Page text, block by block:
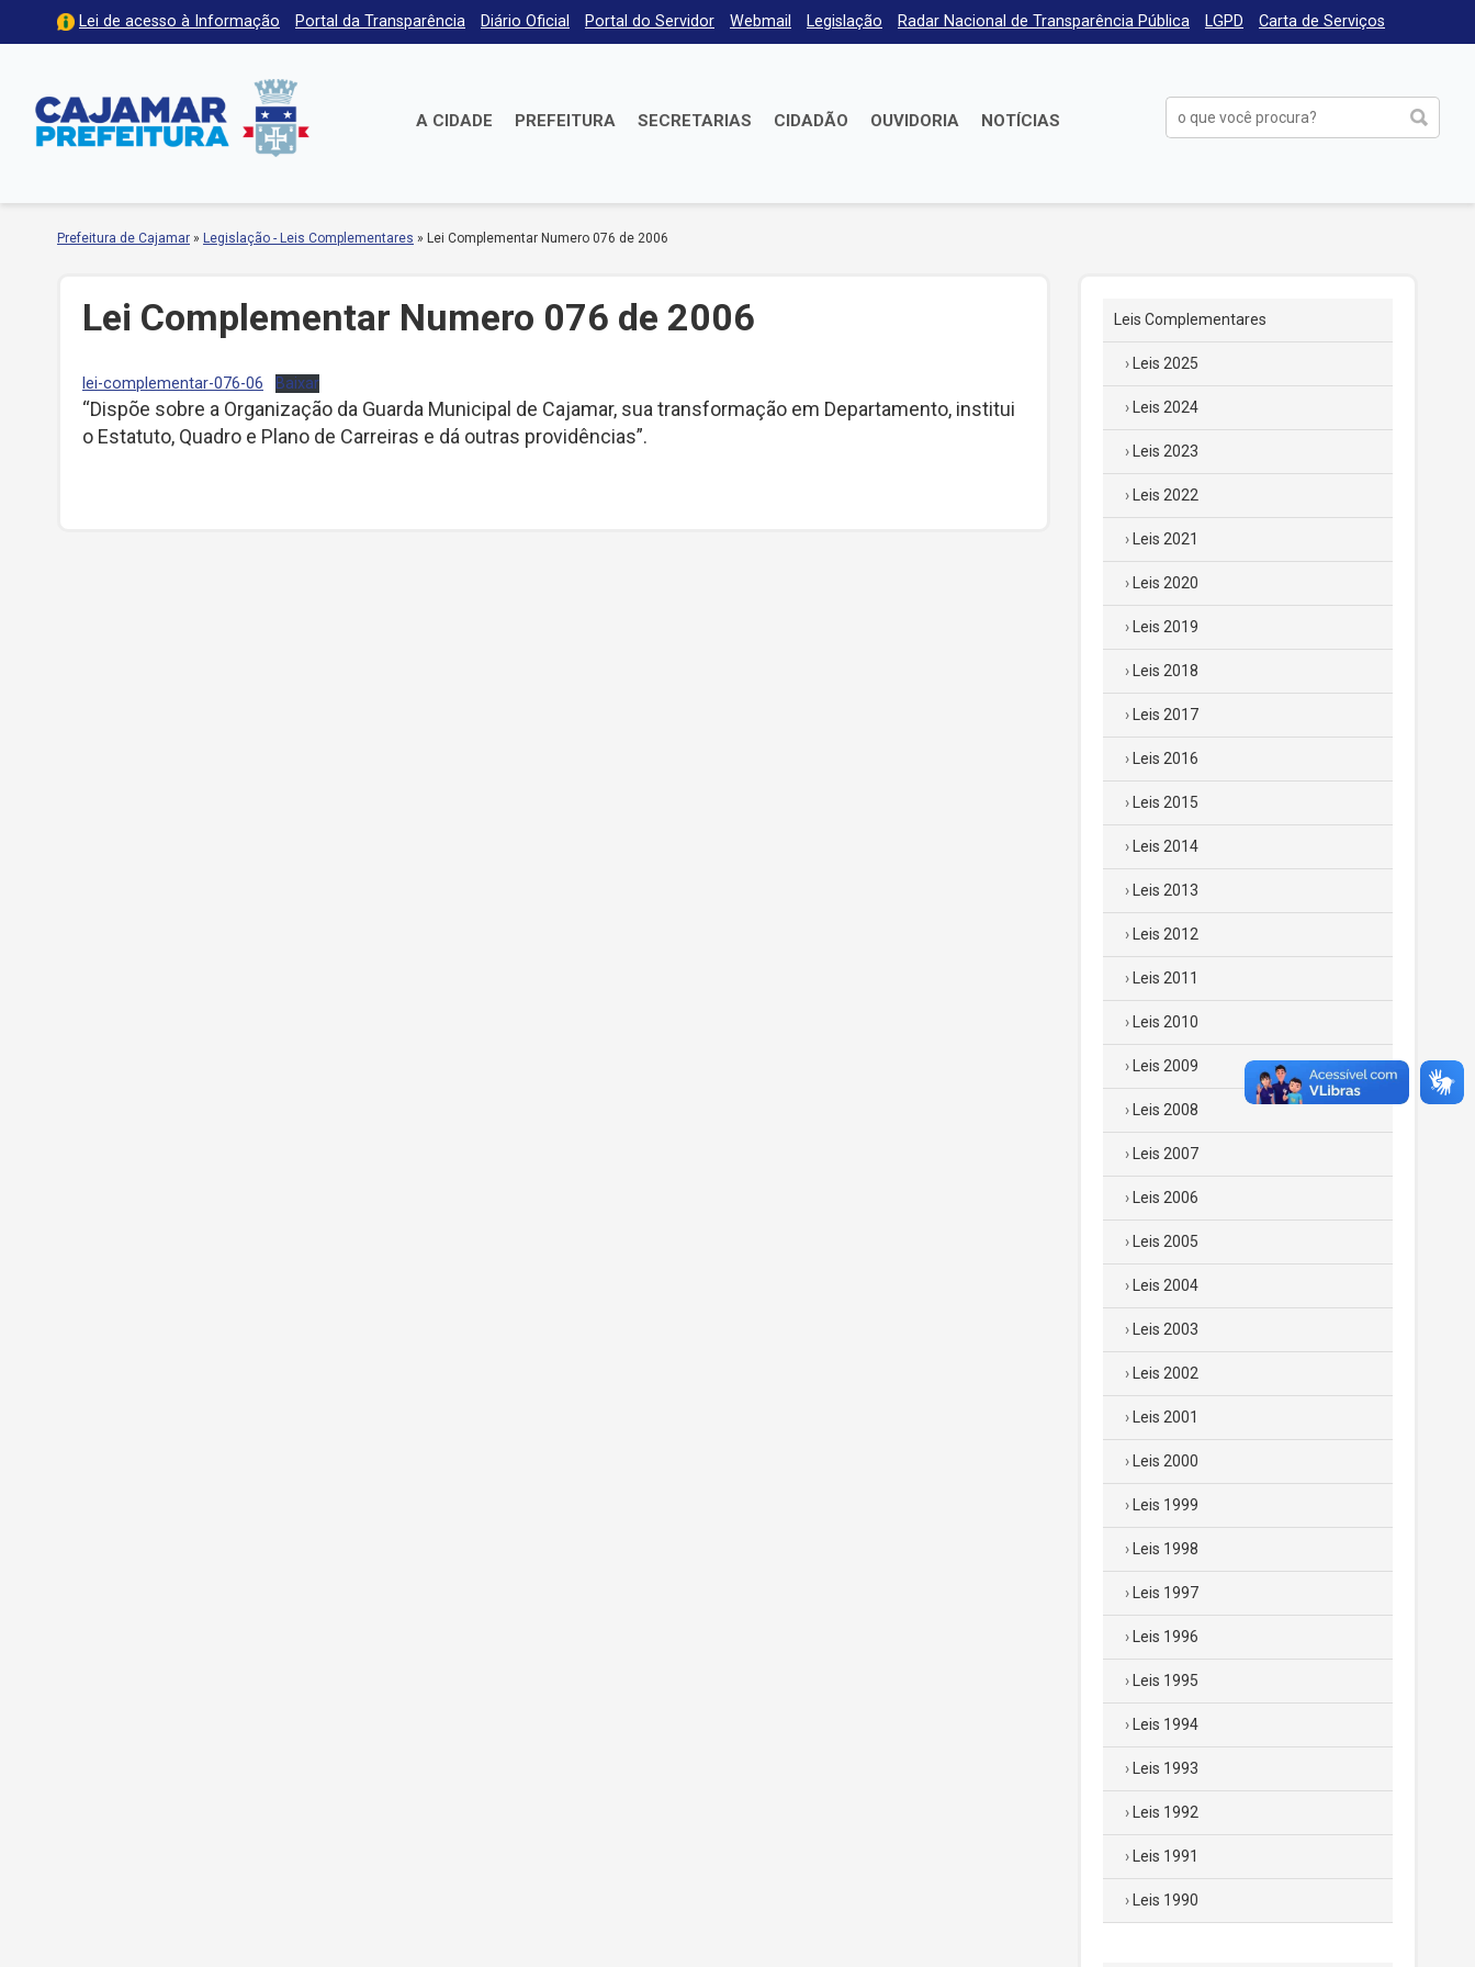
Lei de acesso à Informação Portal da Transparência Diário Oficial Portal do Servidor Webmail Legislação Radar Nacional de Transparência Pública LGPD Carta de Serviços
A CIDADE PREFEITURA SECRETARIAS CIDADÃO OUVIDORIA NOTÍCIAS
Prefeitura de Cajamar » Legislação - Leis Complementares » Lei Complementar Numero 076 de 2006
Lei Complementar Numero 076 de 2006
lei-complementar-076-06 Baixar
“Dispõe sobre a Organização da Guarda Municipal de Cajamar, sua transformação em Departamento, institui
o Estatuto, Quadro e Plano de Carreiras e dá outras providências”.
Leis Complementares
Leis 2025
Leis 2024
Leis 2023
Leis 2022
Leis 2021
Leis 2020
Leis 2019
Leis 2018
Leis 2017
Leis 2016
Leis 2015
Leis 2014
Leis 2013
Leis 2012
Leis 2011
Leis 2010
Leis 2009
Leis 2008
Leis 2007
Leis 2006
Leis 2005
Leis 2004
Leis 2003
Leis 2002
Leis 2001
Leis 2000
Leis 1999
Leis 1998
Leis 1997
Leis 1996
Leis 1995
Leis 1994
Leis 1993
Leis 1992
Leis 1991
Leis 1990